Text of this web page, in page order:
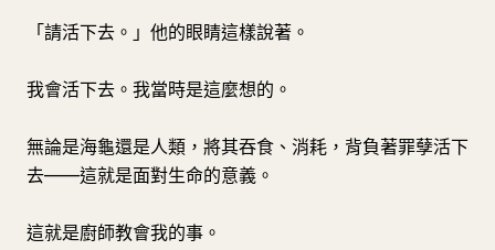
「請活下去。」他的眼睛這樣說著。
我會活下去。我當時是這麼想的。
無論是海龜還是人類，將其吞食、消耗，背負著罪孽活下
去——這就是面對生命的意義。
這就是廚師教會我的事。